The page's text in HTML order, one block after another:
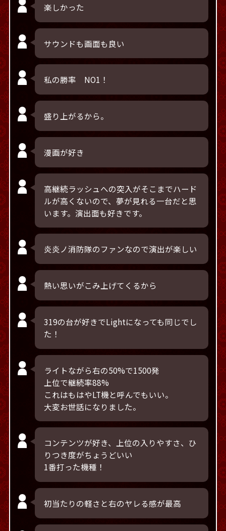
楽しかった
サウンドも画面も良い
私の勝率 NO1！
盛り上がるから。
漫画が好き
高継続ラッシュへの突入がそこまでハード
ルが高くないので、夢が見れる一台だと思
います。演出面も好きです。
炎炎ノ消防隊のファンなので演出が楽しい
熱い思いがこみ上げてくるから
319の台が好きでLightになっても同じでし
た！
ライトながら右の50%で1500発
上位で継続率88%
これはもはやLT機と呼んでもいい。
大変お世話になりました。
コンテンツが好き、上位の入りやすさ、ひ
りつき度がちょうどいい
1番打った機種！
初当たりの軽さと右のヤレる感が最高